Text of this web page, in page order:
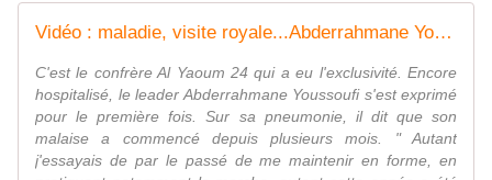
Vidéo : maladie, visite royale...Abderrahmane Youssoufi dit tout
C'est le confrère Al Yaoum 24 qui a eu l'exclusivité. Encore
hospitalisé, le leader Abderrahmane Youssoufi s'est exprimé
pour le première fois. Sur sa pneumonie, il dit que son
malaise a commencé depuis plusieurs mois. " Autant
j'essayais de par le passé de me maintenir en forme, en